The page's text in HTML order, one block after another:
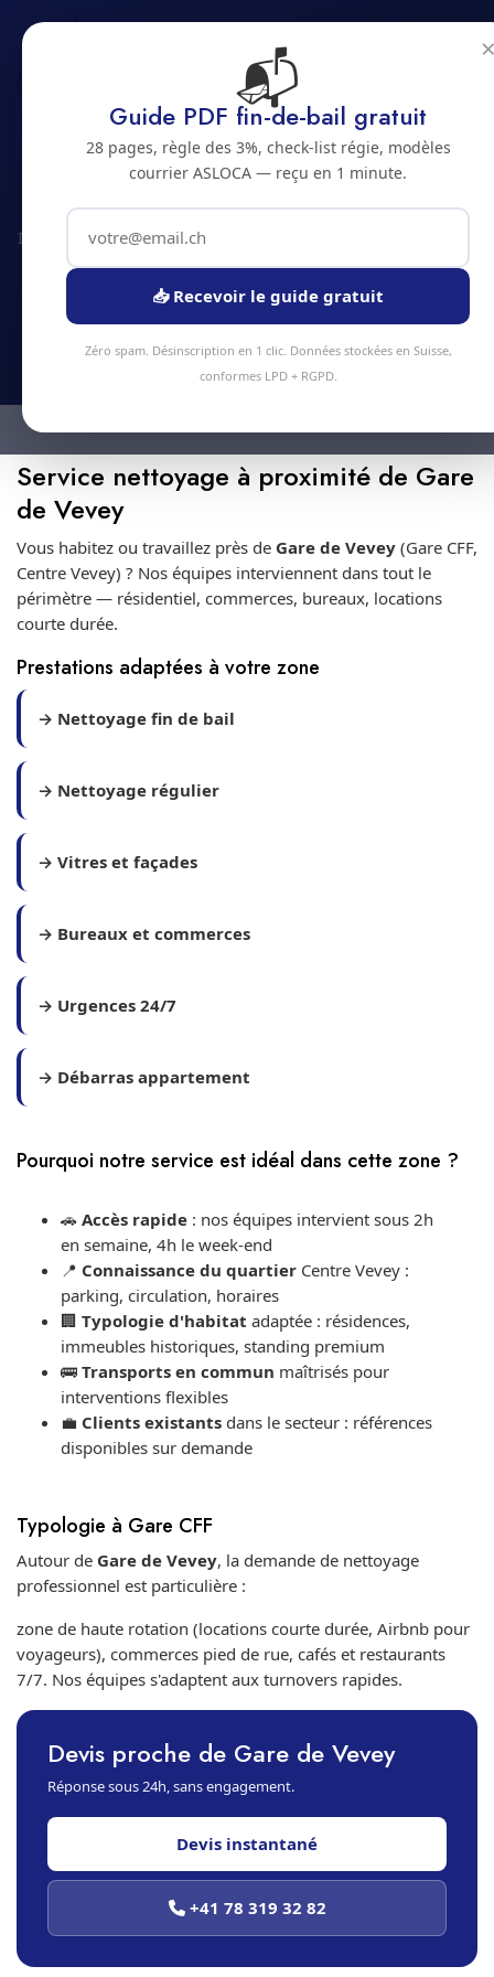
📍 Gare CFF
Nettoyage proche de
Gare de Vevey
Intervention rapide à Vevey (1800) dans un rayon de 1.5km.
📞 +41 78 319 32 82
Service nettoyage à proximité de Gare
de Vevey
Vous habitez ou travaillez près de Gare de Vevey (Gare CFF,
Centre Vevey) ? Nos équipes interviennent dans tout le
périmètre — résidentiel, commerces, bureaux, locations
courte durée.
Prestations adaptées à votre zone
→ Nettoyage fin de bail
→ Nettoyage régulier
→ Vitres et façades
→ Bureaux et commerces
→ Urgences 24/7
→ Débarras appartement
Pourquoi notre service est idéal dans cette zone ?
🚗 Accès rapide : nos équipes intervient sous 2h
en semaine, 4h le week-end
📍 Connaissance du quartier Centre Vevey :
parking, circulation, horaires
🏢 Typologie d'habitat adaptée : résidences,
immeubles historiques, standing premium
🚌 Transports en commun maîtrisés pour
interventions flexibles
💼 Clients existants dans le secteur : références
disponibles sur demande
Typologie à Gare CFF
Autour de Gare de Vevey, la demande de nettoyage
professionnel est particulière :
zone de haute rotation (locations courte durée, Airbnb pour
voyageurs), commerces pied de rue, cafés et restaurants
7/7. Nos équipes s'adaptent aux turnovers rapides.
Devis proche de Gare de Vevey
Réponse sous 24h, sans engagement.
Devis instantané
+41 78 319 32 82
📬
Guide PDF fin-de-bail gratuit
28 pages, règle des 3%, check-list régie, modèles
courrier ASLOCA — reçu en 1 minute.
📥 Recevoir le guide gratuit
Zéro spam. Désinscription en 1 clic. Données stockées en Suisse,
conformes LPD + RGPD.